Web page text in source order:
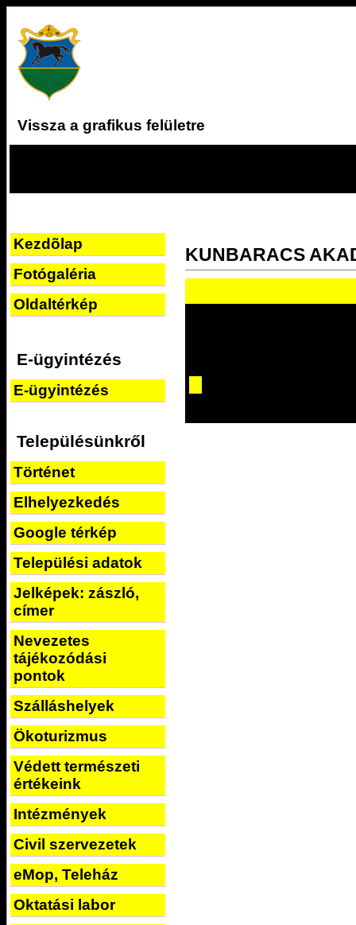
Vissza a grafikus felületre
Kezdõlap
Fotógaléria
Oldaltérkép
E-ügyintézés
E-ügyintézés
Településünkről
Történet
Elhelyezkedés
Google térkép
Települési adatok
Jelképek: zászló,
címer
Nevezetes
tájékozódási
pontok
Szálláshelyek
Ökoturizmus
Védett természeti
értékeink
Intézmények
Civil szervezetek
eMop, Teleház
Oktatási labor
KUNBARACS